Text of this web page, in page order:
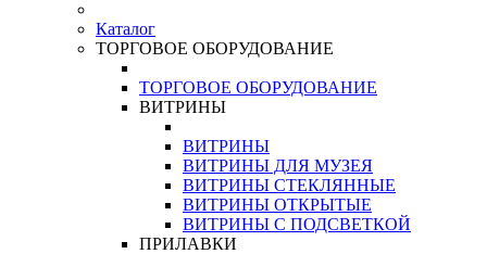
Каталог
ТОРГОВОЕ ОБОРУДОВАНИЕ
ТОРГОВОЕ ОБОРУДОВАНИЕ
ВИТРИНЫ
ВИТРИНЫ
ВИТРИНЫ ДЛЯ МУЗЕЯ
ВИТРИНЫ СТЕКЛЯННЫЕ
ВИТРИНЫ ОТКРЫТЫЕ
ВИТРИНЫ С ПОДСВЕТКОЙ
ПРИЛАВКИ